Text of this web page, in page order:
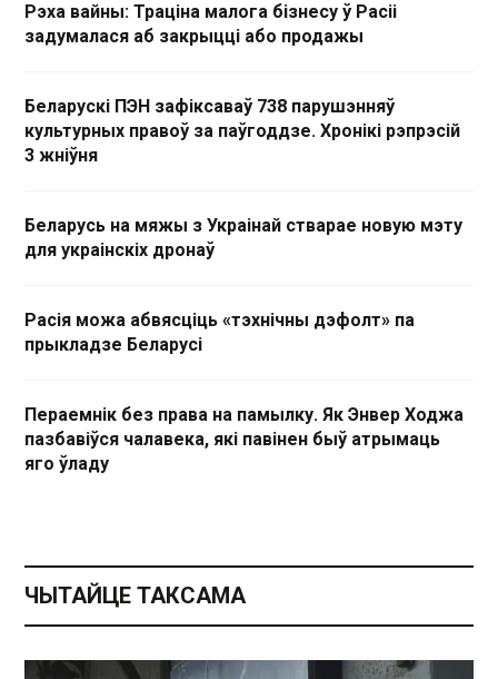
Рэха вайны: Траціна малога бізнесу ў Расіі
задумалася аб закрыцці або продажы
Беларускі ПЭН зафіксаваў 738 парушэнняў
культурных правоў за паўгоддзе. Хронікі рэпрэсій
3 жніўня
Беларусь на мяжы з Украінай стварае новую мэту
для украінскіх дронаў
Расія можа абвясціць «тэхнічны дэфолт» па
прыкладзе Беларусі
Пераемнік без права на памылку. Як Энвер Ходжа
пазбавіўся чалавека, які павінен быў атрымаць
яго ўладу
ЧЫТАЙЦЕ ТАКСАМА